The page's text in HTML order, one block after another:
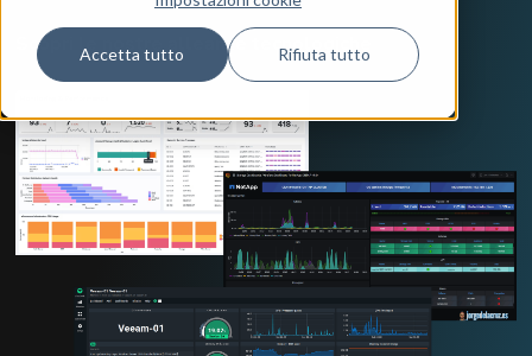
Accetta tutto Rifiuta tutto
Scopri le nostre alleanze tecnologiche